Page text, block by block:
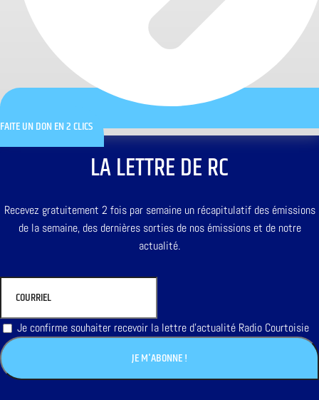
FAITE UN DON EN 2 CLICS
LA LETTRE DE RC
Recevez gratuitement 2 fois par semaine un récapitulatif des émissions
de la semaine, des dernières sorties de nos émissions et de notre
actualité.
Je confirme souhaiter recevoir la lettre d'actualité Radio Courtoisie